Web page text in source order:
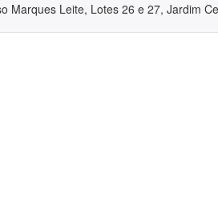
Marques Leite, Lotes 26 e 27, Jardim